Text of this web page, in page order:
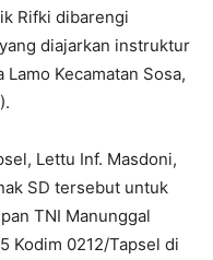
Rifki dibarengi
diajarkan instruktur
Kecamatan Sosa,
Lettu Inf. Masdoni,
SD tersebut untuk
TNI Manunggal
Kodim 0212/Tapsel di